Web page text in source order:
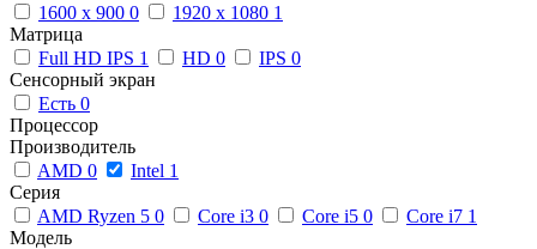
1600 x 900 0 1920 x 1080 1
Матрица
Full HD IPS 1 HD 0 IPS 0
Сенсорный экран
Есть 0
Процессор
Производитель
AMD 0 Intel 1
Серия
AMD Ryzen 5 0 Core i3 0 Core i5 0 Core i7 1
Модель